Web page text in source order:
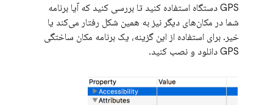
GPS دستگاه استفاده کنید تا بررسی کنید که آیا برنامه
شما در مکان‌های دیگر نیز به همین شکل رفتار می‌کند یا
خیر. برای استفاده از این گزینه، یک برنامه مکان ساختگی
GPS دانلود و نصب کنید.